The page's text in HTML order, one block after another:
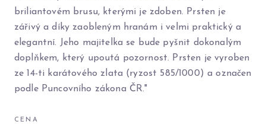
briliantovém brusu, kterými je zdoben. Prsten je
zářivý a díky zaobleným hranám i velmi praktický a
elegantní. Jeho majitelka se bude pyšnit dokonalým
doplňkem, který upoutá pozornost. Prsten je vyroben
ze 14-ti karátového zlata (ryzost 585/1000) a označen
podle Puncovního zákona ČR."
CENA